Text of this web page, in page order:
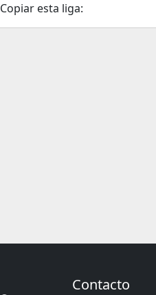
Copiar esta liga:
Contacto